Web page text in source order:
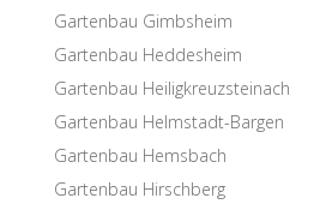
Garten­bau Gimbsheim
Garten­bau Heddesheim
Garten­bau Heiligkreuzsteinach
Garten­bau Helmstadt-Bargen
Garten­bau Hemsbach
Garten­bau Hirschberg